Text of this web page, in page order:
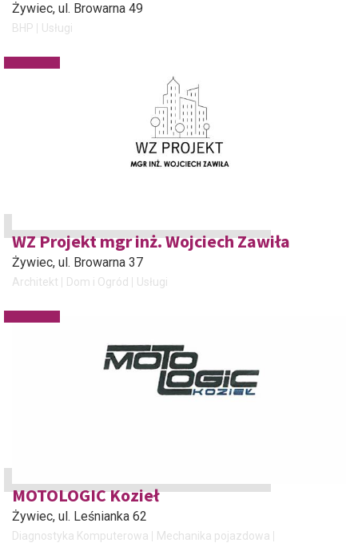
Żywiec, ul. Browarna 49
BHP Usługi
WZ Projekt mgr inż. Wojciech Zawiła
Żywiec, ul. Browarna 37
Architekt Dom i Ogród Usługi
MOTOLOGIC Kozieł
Żywiec, ul. Leśnianka 62
Diagnostyka Komputerowa
Mechanika pojazdowa